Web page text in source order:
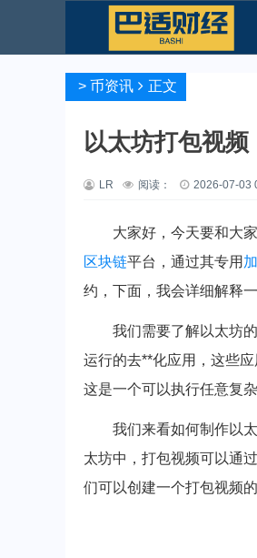
> 币资讯 正文
以太坊打包视
LR 阅读： 2026-07-03
大家好，今天要和大
区块链平台，通过其专用
约，下面，我会详细解释
我们需要了解以太坊
运行的去**化应用，这些
这是一个可以执行任意复
我们来看如何制作以
太坊中，打包视频可以通
们可以创建一个打包视频